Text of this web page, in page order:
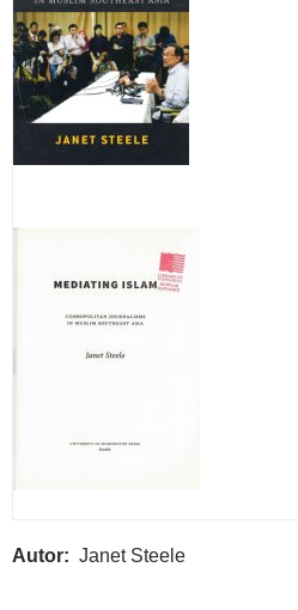
Autor Janet Steele